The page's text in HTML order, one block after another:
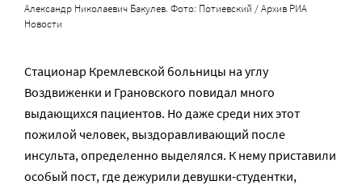
Александр Николаевич Бакулев. Фото: Потиевский / Архив РИА
Новости
Стационар Кремлевской больницы на углу
Воздвиженки и Грановского повидал много
выдающихся пациентов. Но даже среди них этот
пожилой человек, выздоравливающий после
инсульта, определенно выделялся. К нему приставили
особый пост, где дежурили девушки-студентки,